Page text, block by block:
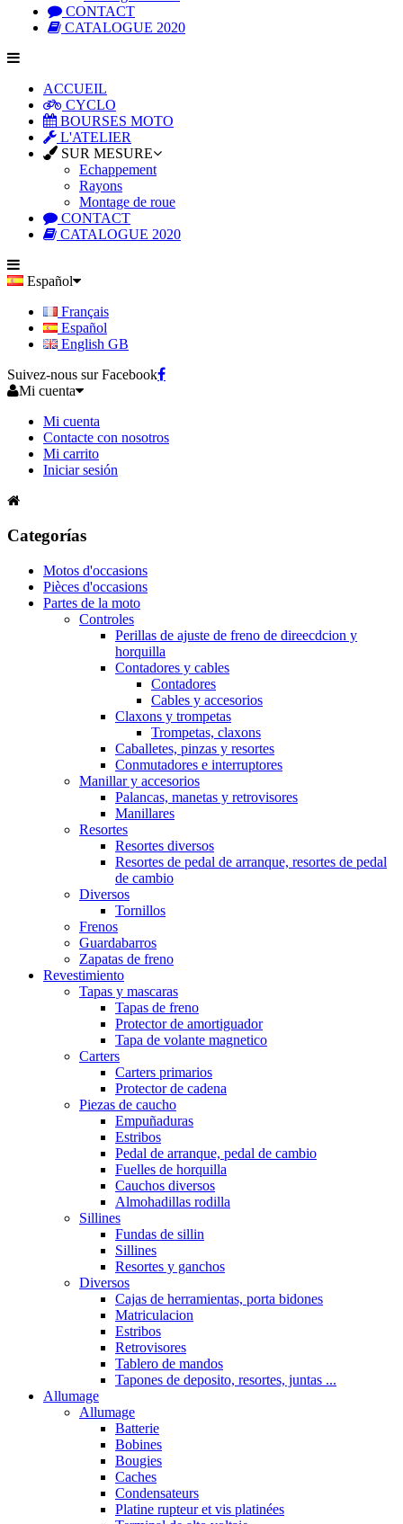
CONTACT
CATALOGUE 2020
ACCUEIL
CYCLO
BOURSES MOTO
L'ATELIER
SUR MESURE
Echappement
Rayons
Montage de roue
CONTACT
CATALOGUE 2020
Español
Français
Español
English GB
Suivez-nous sur Facebook
Mi cuenta
Mi cuenta
Contacte con nosotros
Mi carrito
Iniciar sesión
Categorías
Motos d'occasions
Pièces d'occasions
Partes de la moto
Controles
Perillas de ajuste de freno de direecdcion y
horquilla
Contadores y cables
Contadores
Cables y accesorios
Claxons y trompetas
Trompetas, claxons
Caballetes, pinzas y resortes
Conmutadores e interruptores
Manillar y accesorios
Palancas, manetas y retrovisores
Manillares
Resortes
Resortes diversos
Resortes de pedal de arranque, resortes de pedal
de cambio
Diversos
Tornillos
Frenos
Guardabarros
Zapatas de freno
Revestimiento
Tapas y mascaras
Tapas de freno
Protector de amortiguador
Tapa de volante magnetico
Carters
Carters primarios
Protector de cadena
Piezas de caucho
Empuñaduras
Estribos
Pedal de arranque, pedal de cambio
Fuelles de horquilla
Cauchos diversos
Almohadillas rodilla
Sillines
Fundas de sillin
Sillines
Resortes y ganchos
Diversos
Cajas de herramientas, porta bidones
Matriculacion
Estribos
Retrovisores
Tablero de mandos
Tapones de deposito, resortes, juntas ...
Allumage
Allumage
Batterie
Bobines
Bougies
Caches
Condensateurs
Platine rupteur et vis platinées